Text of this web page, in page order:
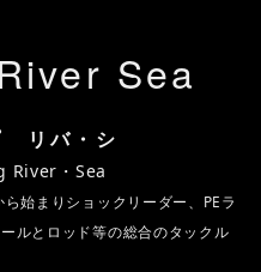
Sea
リバ・シ
・Sea
始まりショックリーダー、PEラ
ルとロッド等の総合のタックル